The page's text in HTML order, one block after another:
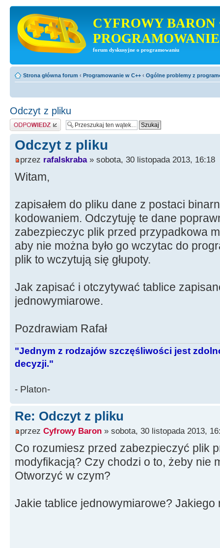
CYFROWY BARON
PROGRAMOWANIE
forum dyskusyjne o programowaniu
Strona główna forum ‹ Programowanie w C++ ‹ Ogólne problemy z
Odczyt z pliku
Odpowiedz
Odczyt z pliku
przez rafalskraba» sobota, 30 listopada 2013, 16:18
Witam,
zapisałem do pliku dane z postaci
kodowaniem. Odczytuję te dane
zabezpieczyc plik przed przypadkowa
aby nie można było go wczytac do
plik to wczytują się głupoty.
Jak zapisać i otczytywać tablice
jednowymiarowe.
Pozdrawiam Rafał
"Jednym z rodzajów szczęśliwości jest
decyzji."
- Platon-
Re: Odczyt z pliku
przez Cyfrowy Baron » sobota, 30 listopada 2013,
Co rozumiesz przed zabezpieczyć plik
modyfikacją? Czy chodzi o to, żeby nie
Otworzyć w czym?
Jakie tablice jednowymiarowe? Jakiego